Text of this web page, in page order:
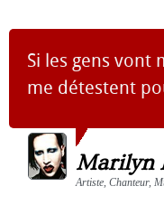
Si les gens vont
me détestent
Marilyn
Artiste, Chanteur,